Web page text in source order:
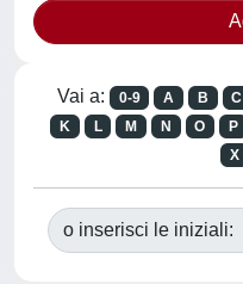
Vai a: 0-9 A B C
K
L M N O P
X
o inserisci le iniziali: